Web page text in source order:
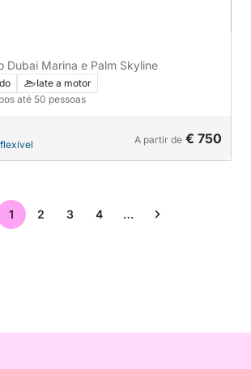
Dubai Marina e Palm Skyline
Iate a motor
até 50 pessoas
A partir de € 750
1 2 3 4 …